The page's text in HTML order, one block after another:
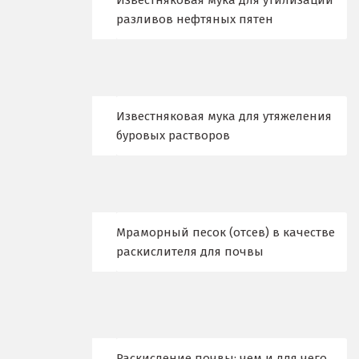
Красноуфимск
разливов нефтяных пятен
Известняковая мука для утяжеления
буровых растворов
Мраморный песок (отсев) в качестве
раскислителя для почвы